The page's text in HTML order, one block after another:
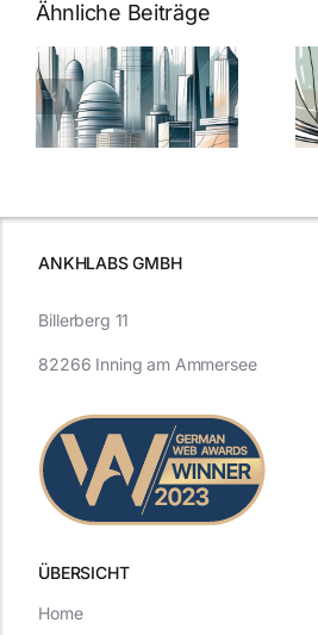
Ähnliche Beiträge
5 Gründe,
warum
Nanoversiegelung
auf Glas
ANKHLABS GMBH
ÜBERSICHT
Billerberg 11
82266 Inning am Ammersee
Home